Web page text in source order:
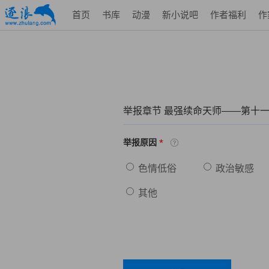
首页 书库 动漫 新小说吧 作者福利 作
举报章节 最强续命天师——第十
举报原因 *
色情低俗 政治敏感
其他